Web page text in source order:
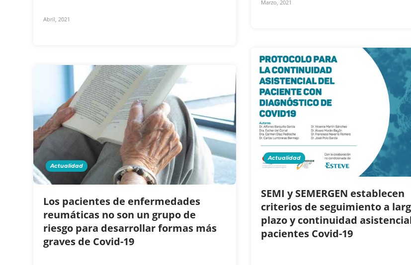
Abril, 2021
Marzo, 2021
Actualidad
SEMI y SEMERGEN establecen
criterios de seguimiento a
plazo y continuidad
pacientes Covid-19
Actualidad
Los pacientes de enfermedades
reumáticas no son un grupo de
riesgo para desarrollar formas más
graves de Covid-19